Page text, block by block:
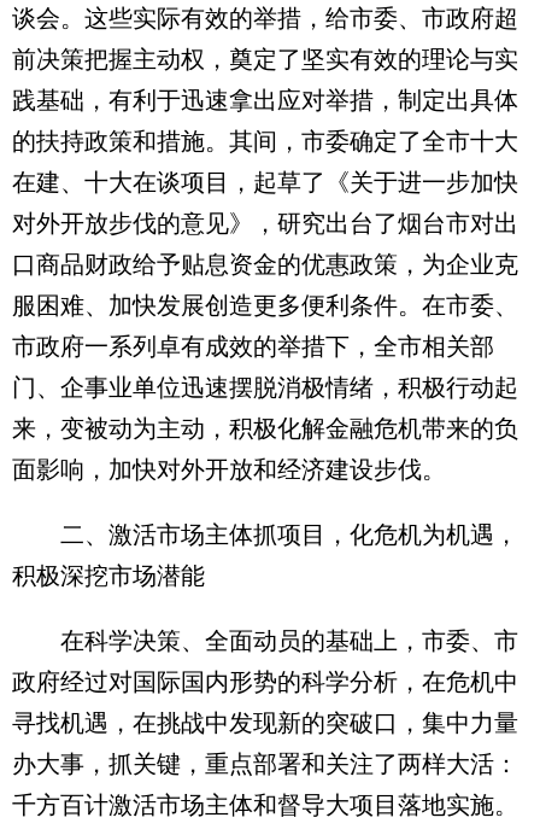
谈会。这些实际有效的举措，给市委、市政府超
前决策把握主动权，奠定了坚实有效的理论与实
践基础，有利于迅速拿出应对举措，制定出具体
的扶持政策和措施。其间，市委确定了全市十大
在建、十大在谈项目，起草了《关于进一步加快
对外开放步伐的意见》，研究出台了烟台市对出
口商品财政给予贴息资金的优惠政策，为企业克
服困难、加快发展创造更多便利条件。在市委、
市政府一系列卓有成效的举措下，全市相关部
门、企事业单位迅速摆脱消极情绪，积极行动起
来，变被动为主动，积极化解金融危机带来的负
面影响，加快对外开放和经济建设步伐。
二、激活市场主体抓项目，化危机为机遇，
积极深挖市场潜能
在科学决策、全面动员的基础上，市委、市
政府经过对国际国内形势的科学分析，在危机中
寻找机遇，在挑战中发现新的突破口，集中力量
办大事，抓关键，重点部署和关注了两样大活：
千方百计激活市场主体和督导大项目落地实施。